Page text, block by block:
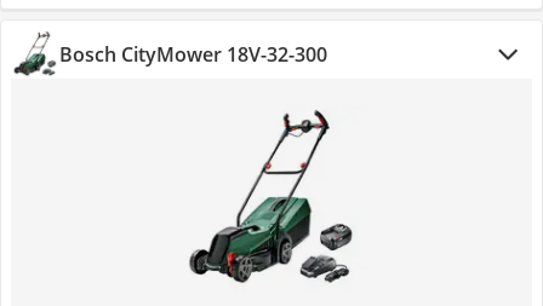
Bosch CityMower 18V-32-300